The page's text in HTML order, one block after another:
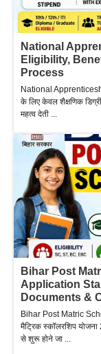
National
Eligibility,
Process
National
के लिए केवल शैक्षणिक डिग्री
महत्व देती ...
Bihar Post
Application
Documents &
Bihar Post Matric
मैट्रिक स्कॉलरशिप
से शुरू होने जा ...